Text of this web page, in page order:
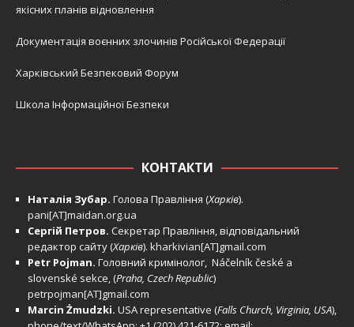
якісних планів відновлення
Документація воєнних злочинів Російської Федерації
Харківський Безпековий Форум
Школа Інформаційної Безпеки
КОНТАКТИ
Наталія Зубар. Голова Правління (Харків).
pani[AT]maidan.org.ua
Сергій Петров. Секретар Правління, відповідальний
редактор сайту (Харків). kharkivian[AT]gmail.com
Petr Pojman. Головний кримінолог, Náčelník české a
slovenské sekce, (Praha, Czech Republic)
petrpojman[AT]gmail.com
Marcin Żmudzki. USA representative (Falls Church, Virginia, USA),